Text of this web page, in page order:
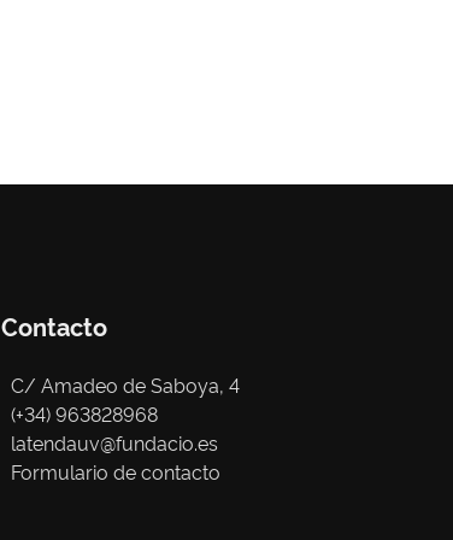
Contacto
C/ Amadeo de Saboya, 4
(+34) 963828968
latendauv@fundacio.es
Formulario de contacto